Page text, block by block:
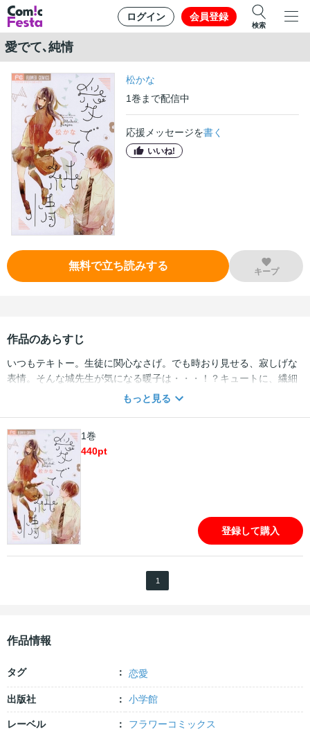
ログイン 会員登録
検索
愛でて､純情
松かな
1巻 まで配信中
応援メッセージを書く
いいね!
無料で立ち読みする キープ
作品のあらすじ
いつもテキトー。生徒に関心なさげ。でも時おり見せる、寂しげな
表情。そんな城先生が気になる暖子は・・・！？キュートに、繊細
に紡がれる、初めての”恋”のものがたり。注目ルーキー待望の２
もっと見る
1巻
440pt
登録して購入
1
作品情報
タグ 恋愛
出版社 小学館
レーベル フラワーコミックス